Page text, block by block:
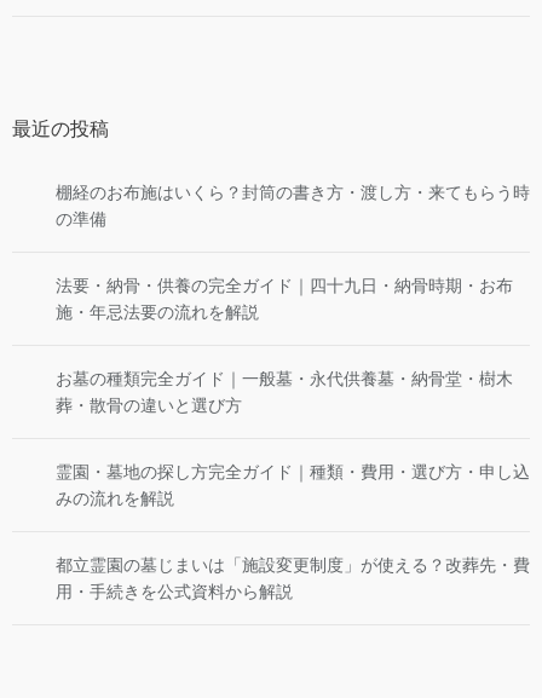
最近の投稿
棚経のお布施はいくら？封筒の書き方・渡し方・来てもらう時
の準備
法要・納骨・供養の完全ガイド｜四十九日・納骨時期・お布
施・年忌法要の流れを解説
お墓の種類完全ガイド｜一般墓・永代供養墓・納骨堂・樹木
葬・散骨の違いと選び方
霊園・墓地の探し方完全ガイド｜種類・費用・選び方・申し込
みの流れを解説
都立霊園の墓じまいは「施設変更制度」が使える？改葬先・費
用・手続きを公式資料から解説